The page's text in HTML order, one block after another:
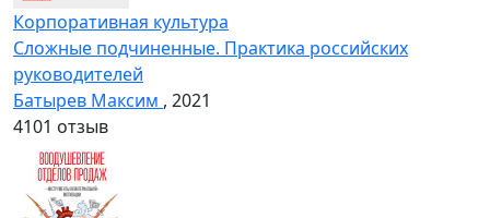
Корпоративная культура
Сложные подчиненные. Практика российских
руководителей
Батырев Максим , 2021
4101 отзыв